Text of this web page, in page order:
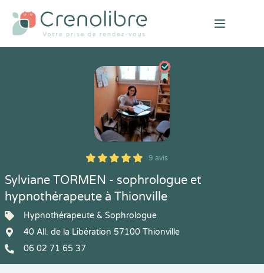
Open
5
1
5
9 9 avis
Sylviane TORMEN - sophrologue et
hypnothérapeute à Thionville
Hypnothérapeute & Sophrologue
40 All. de la Libération 57100 Thionville
06 02 71 65 37